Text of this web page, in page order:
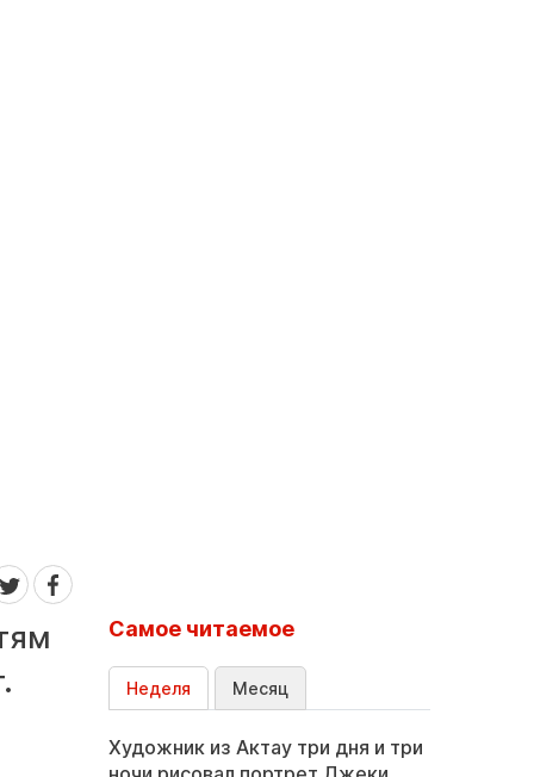
Самое читаемое
Неделя Месяц
Художник из Актау три дня и три